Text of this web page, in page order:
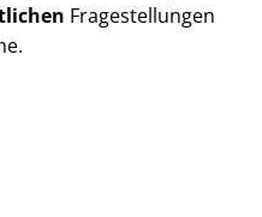
Fragestellungen